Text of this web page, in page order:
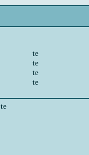
te
te
te
te
te